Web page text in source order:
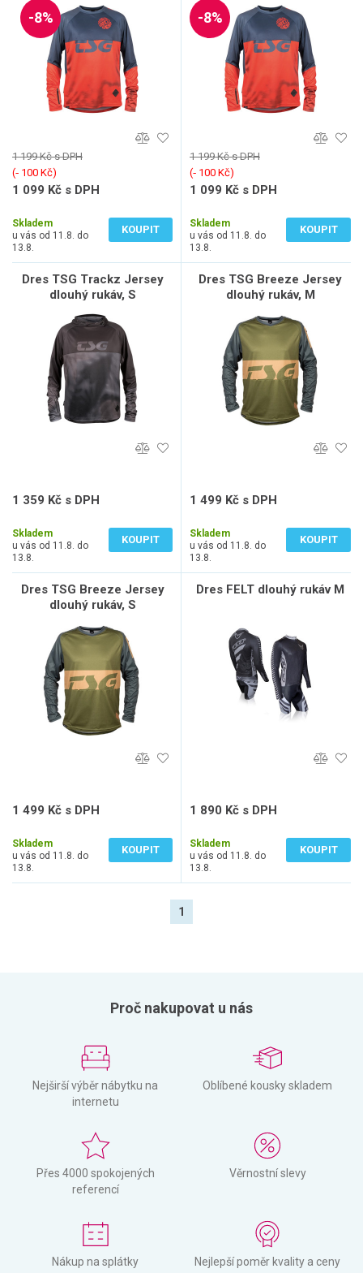
-8%
1 199 Kč s DPH
(‐ 100 Kč)
1 099 Kč s DPH
Skladem
u vás od 11.8. do
13.8.
KOUPIT
-8%
1 199 Kč s DPH
(‐ 100 Kč)
1 099 Kč s DPH
Skladem
u vás od 11.8. do
13.8.
KOUPIT
Dres TSG Trackz Jersey
dlouhý rukáv, S
1 359 Kč s DPH
Skladem
u vás od 11.8. do
13.8.
KOUPIT
Dres TSG Breeze Jersey
dlouhý rukáv, M
1 499 Kč s DPH
Skladem
u vás od 11.8. do
13.8.
KOUPIT
Dres TSG Breeze Jersey
dlouhý rukáv, S
1 499 Kč s DPH
Skladem
u vás od 11.8. do
13.8.
KOUPIT
Dres FELT dlouhý rukáv M
1 890 Kč s DPH
Skladem
u vás od 11.8. do
13.8.
KOUPIT
1
Proč nakupovat u nás
Nejširší výběr nábytku na
internetu
Oblíbené kousky skladem
Přes 4000 spokojených
referencí
Věrnostní slevy
Nákup na splátky Nejlepší poměr kvality a ceny